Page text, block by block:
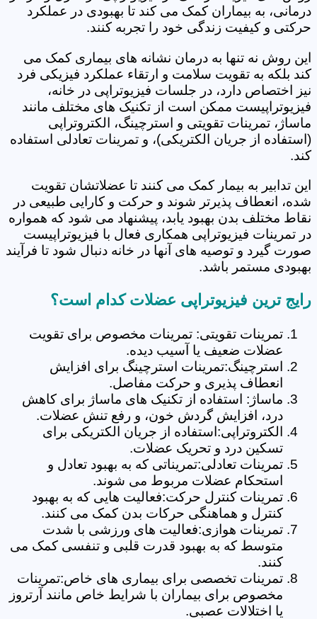
درمانی، به بیماران کمک می کند تا بهبودی در عملکرد
حرکتی و کیفیت زندگی خود را تجربه کنند.
این روش نه تنها به درمان نشانه های بیماری کمک می
کند بلکه به تقویت سلامت و ارتقاء عملکرد فیزیکی فرد
نیز اختصاص دارد، در جلسات فیزیوتراپی در خانه،
فیزیوتراپیست ممکن است از تکنیک های مختلف مانند
ماساژ، تمرینات تقویتی و استرچینگ، الکتروتراپی
(استفاده از جریان الکتریکی)، و تمرینات تعادلی استفاده
کند.
این تدابیر به بیمار کمک می کنند تا عضلاتشان تقویت
شده، انعطاف پذیرتر شوند و حرکت و کارایی طبیعی در
نقاط مختلف بدن بهبود یابد، پیشنهاد می شود که همواره
در تمرینات فیزیوتراپی همکاری فعال با فیزیوتراپیست
صورت گیرد و توصیه های آنها در خانه دنبال شود تا فرآیند
بهبودی مستمر باشد.
رایج ترین فیزیوتراپی عضلات کدام است؟
تمرینات تقویتی: تمرینات مخصوص برای تقویت
عضلات ضعیف یا آسیب دیده.
استرچینگ:تمرینات استرچینگ برای افزایش
انعطاف پذیری و حرکت مفاصل.
ماساژ: استفاده از تکنیک های ماساژ برای کاهش
درد، افزایش گردش خون، و رفع تنش عضلات.
الکتروتراپی:استفاده از جریان الکتریکی برای
تسکین درد و تحریک عضلات.
تمرینات تعادلی:تمریناتی که به بهبود تعادل و
استحکام عضلات مربوط می شوند.
تمرینات کنترل حرکت:فعالیت هایی که به بهبود
کنترل و هماهنگی حرکات بدن کمک می کنند.
تمرینات هوازی:فعالیت های ورزشی با شدت
متوسط که به بهبود قدرت قلبی و تنفسی کمک می
کنند.
تمرینات تخصصی برای بیماری های خاص:تمرینات
مخصوص برای بیماران با شرایط خاص مانند آرتروز
یا اختلالات عصبی.